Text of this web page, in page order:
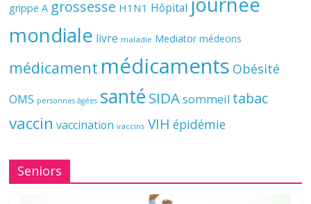
grippe A grossesse H1N1 Hôpital
mondiale livre maladie Mediator médecins
médicament médicaments Obésité
OMS personnes âgées santé SIDAsommeil tabac
vaccin vaccination vaccins VIH épidémie
Seniors